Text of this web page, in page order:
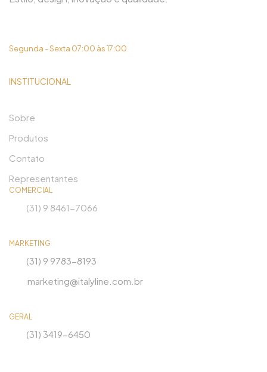
Segunda - Sexta 07:00 às 17:00
INSTITUCIONAL
Sobre
Produtos
Contato
Representantes
COMERCIAL
(31) 9 8461-7066
MARKETING
(31) 9 9783-8193
marketing@italyline.com.br
GERAL
(31) 3419-6450